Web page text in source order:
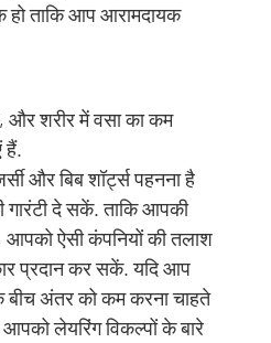
हो ताकि आप आरामदायक
शरीर में वसा का कम
हैं.
और बिब शॉर्ट्स पहनना है
गारंटी दे सकें. ताकि आपकी
ऐसी कंपनियों की तलाश
प्रदान कर सकें. यदि आप
बीच अंतर को कम करना चाहते
लेयरिंग विकल्पों के बारे